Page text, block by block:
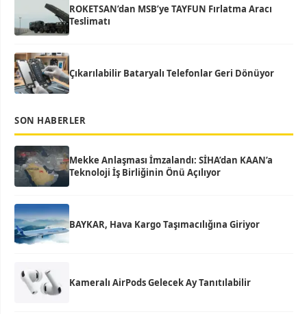
ROKETSAN’dan MSB’ye TAYFUN Fırlatma Aracı
Teslimatı
Çıkarılabilir Bataryalı Telefonlar Geri Dönüyor
SON HABERLER
Mekke Anlaşması İmzalandı: SİHA’dan KAAN’a
Teknoloji İş Birliğinin Önü Açılıyor
BAYKAR, Hava Kargo Taşımacılığına Giriyor
Kameralı AirPods Gelecek Ay Tanıtılabilir